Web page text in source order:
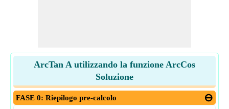
ArcTan A utilizzando la funzione ArcCos
Soluzione
FASE 0: Riepilogo pre-calcolo